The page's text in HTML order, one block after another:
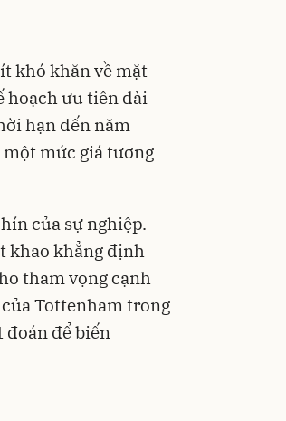
khó khăn về mặt
hoạch ưu tiên dài
hạn đến năm
một mức giá tương
của sự nghiệp.
khao khẳng định
tham vọng cạnh
Tottenham trong
đoán để biến